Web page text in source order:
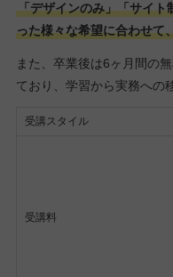
「デザインのみ」「サイト
った様々な希望に合わせて
また、卒業後は6ヶ月間の
ており、学習から実務への
受講スタイル
受講料